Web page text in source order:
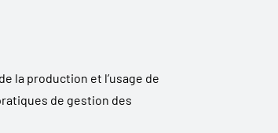
la production et l’usage de
de gestion des